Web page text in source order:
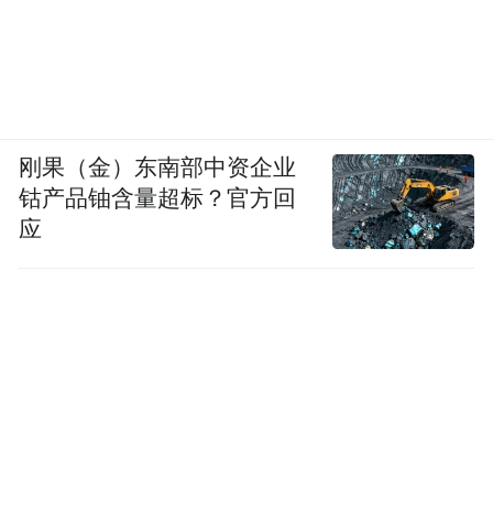
刚果（金）东南部中资企业
钴产品铀含量超标？官方回
应